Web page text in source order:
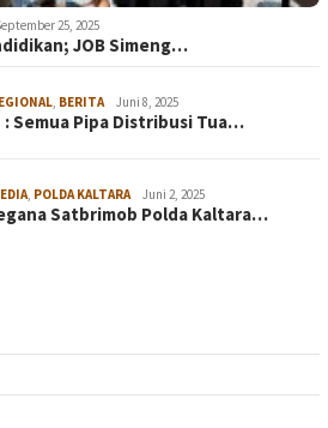
25, 2025
JOB Simeng…
BERITA Juni 8, 2025
: Semua Pipa Distribusi Tua…
POLDA KALTARA Juni 2, 2025
Satbrimob Polda Kaltara…